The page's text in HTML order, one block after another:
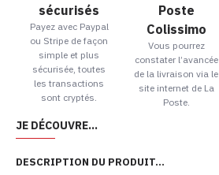
sécurisés
Payez avec Paypal
ou Stripe de façon
simple et plus
sécurisée, toutes
les transactions
sont cryptés.
Poste
Colissimo
Vous pourrez
constater l’avancée
de la livraison via le
site internet de La
Poste.
JE DÉCOUVRE...
DESCRIPTION DU PRODUIT...